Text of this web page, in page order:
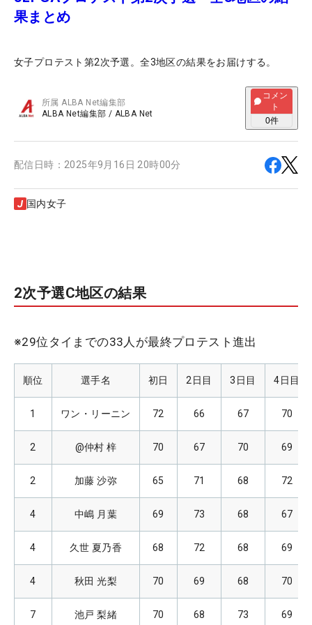
果まとめ
女子プロテスト第2次予選。全3地区の結果をお届けする。
所属ALBA Net編集部
ALBA Net編集部 / ALBA Net
コメン
ト
0件
配信日時： 2025年9月16日 20時00分
国内女子
2次予選C地区の結果
※29位タイまでの33人が最終プロテスト進出
順位 選手名 初日 2日目 3日目 4日目
1 ワン・リーニン 72 66 67 70
2 @仲村 梓 70 67 70 69
2 加藤 沙弥 65 71 68 72
4 中嶋 月葉 69 73 68 67
4 久世 夏乃香 68 72 68 69
4 秋田 光梨 70 69 68 70
7 池戸 梨緒 70 68 73 69